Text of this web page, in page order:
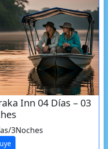
Inn 04 Días – 03
3Noches